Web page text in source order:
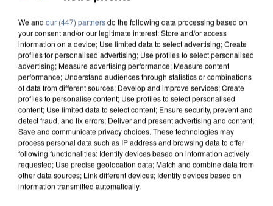
INCENDIES : L’ÎLE-DE-FRANCE LANCE UN ÉLAN
DE SOLIDARITÉ AVEC LES...
We and our (447) partnersdo the following data processing based on
your consent and/or our legitimate interest: Store and/or access
information on a device; Use limited data to select advertising; Create
profiles for personalised advertising; Use profiles to select personalised
advertising; Measure advertising performance; Measure content
performance; Understand audiences through statistics or combinations
of data from different sources; Develop and improve services; Create
profiles to personalise content; Use profiles to select personalised
content; Use limited data to select content; Ensure security, prevent and
detect fraud, and fix errors; Deliver and present advertising and content;
Save and communicate privacy choices. These technologies may
process personal data such as IP address and browsing data to offer
following functionalities: Identify devices based on information actively
requested; Use precise geolocation data; Match and combine data from
other data sources; Link different devices; Identify devices based on
information transmitted automatically.